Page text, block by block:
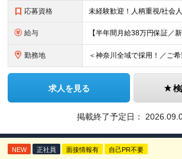
応募資格
給与
勤務地
求人を見る
掲載終了予定日：
NEW 正社員 面接情報有 自己PR不要